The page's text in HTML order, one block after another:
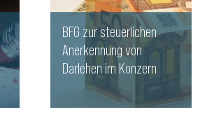
BFG zur steuerlichen
Anerkennung von
Darlehen im Konzern